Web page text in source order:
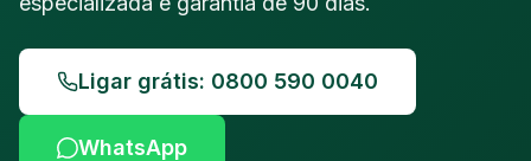
Ligar grátis: 0800 590 0040
WhatsApp